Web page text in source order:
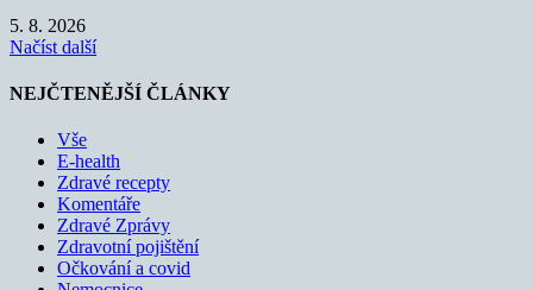
5. 8. 2026
Načíst další
NEJČTENĚJŠÍ ČLÁNKY
Vše
E-health
Zdravé recepty
Komentáře
Zdravé Zprávy
Zdravotní pojištění
Očkování a covid